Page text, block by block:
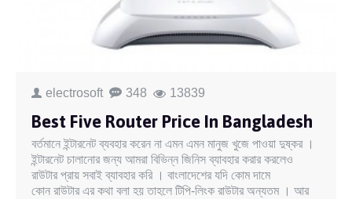
electrosoft 348 13839
Best Five Router Price In Bangladesh
বর্তমানে ইন্টারনেট ব্যবহার করেন না এমন এমন মানুজ খুজে পাওয়া দুষ্কর ।
ইন্টারনেট চালানোর জন্য আমরা বিভিন্ন জিনিস ব্যাবহার করার করলেও
রাউটার প্রায় সবাই ব্যাবহার করি । বাংলাদেশের যদি কোম দামে
কোন রাউটার এর কথা বলা হয় তাহলে টিপি-লিংক রাউটার অন্যতম । আর